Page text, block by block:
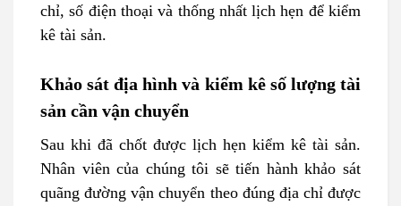
chỉ, số điện thoại và thống nhất lịch hẹn để kiểm
kê tài sản.
Khảo sát địa hình và kiểm kê số lượng tài
sản cần vận chuyển
Sau khi đã chốt được lịch hẹn kiểm kê tài sản.
Nhân viên của chúng tôi sẽ tiến hành khảo sát
quãng đường vận chuyển theo đúng địa chỉ được